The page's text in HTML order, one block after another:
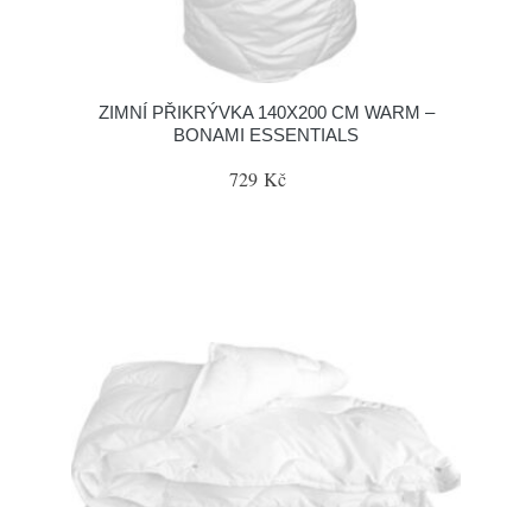
ZIMNÍ PŘIKRÝVKA 140X200 CM WARM –
BONAMI ESSENTIALS
729 Kč